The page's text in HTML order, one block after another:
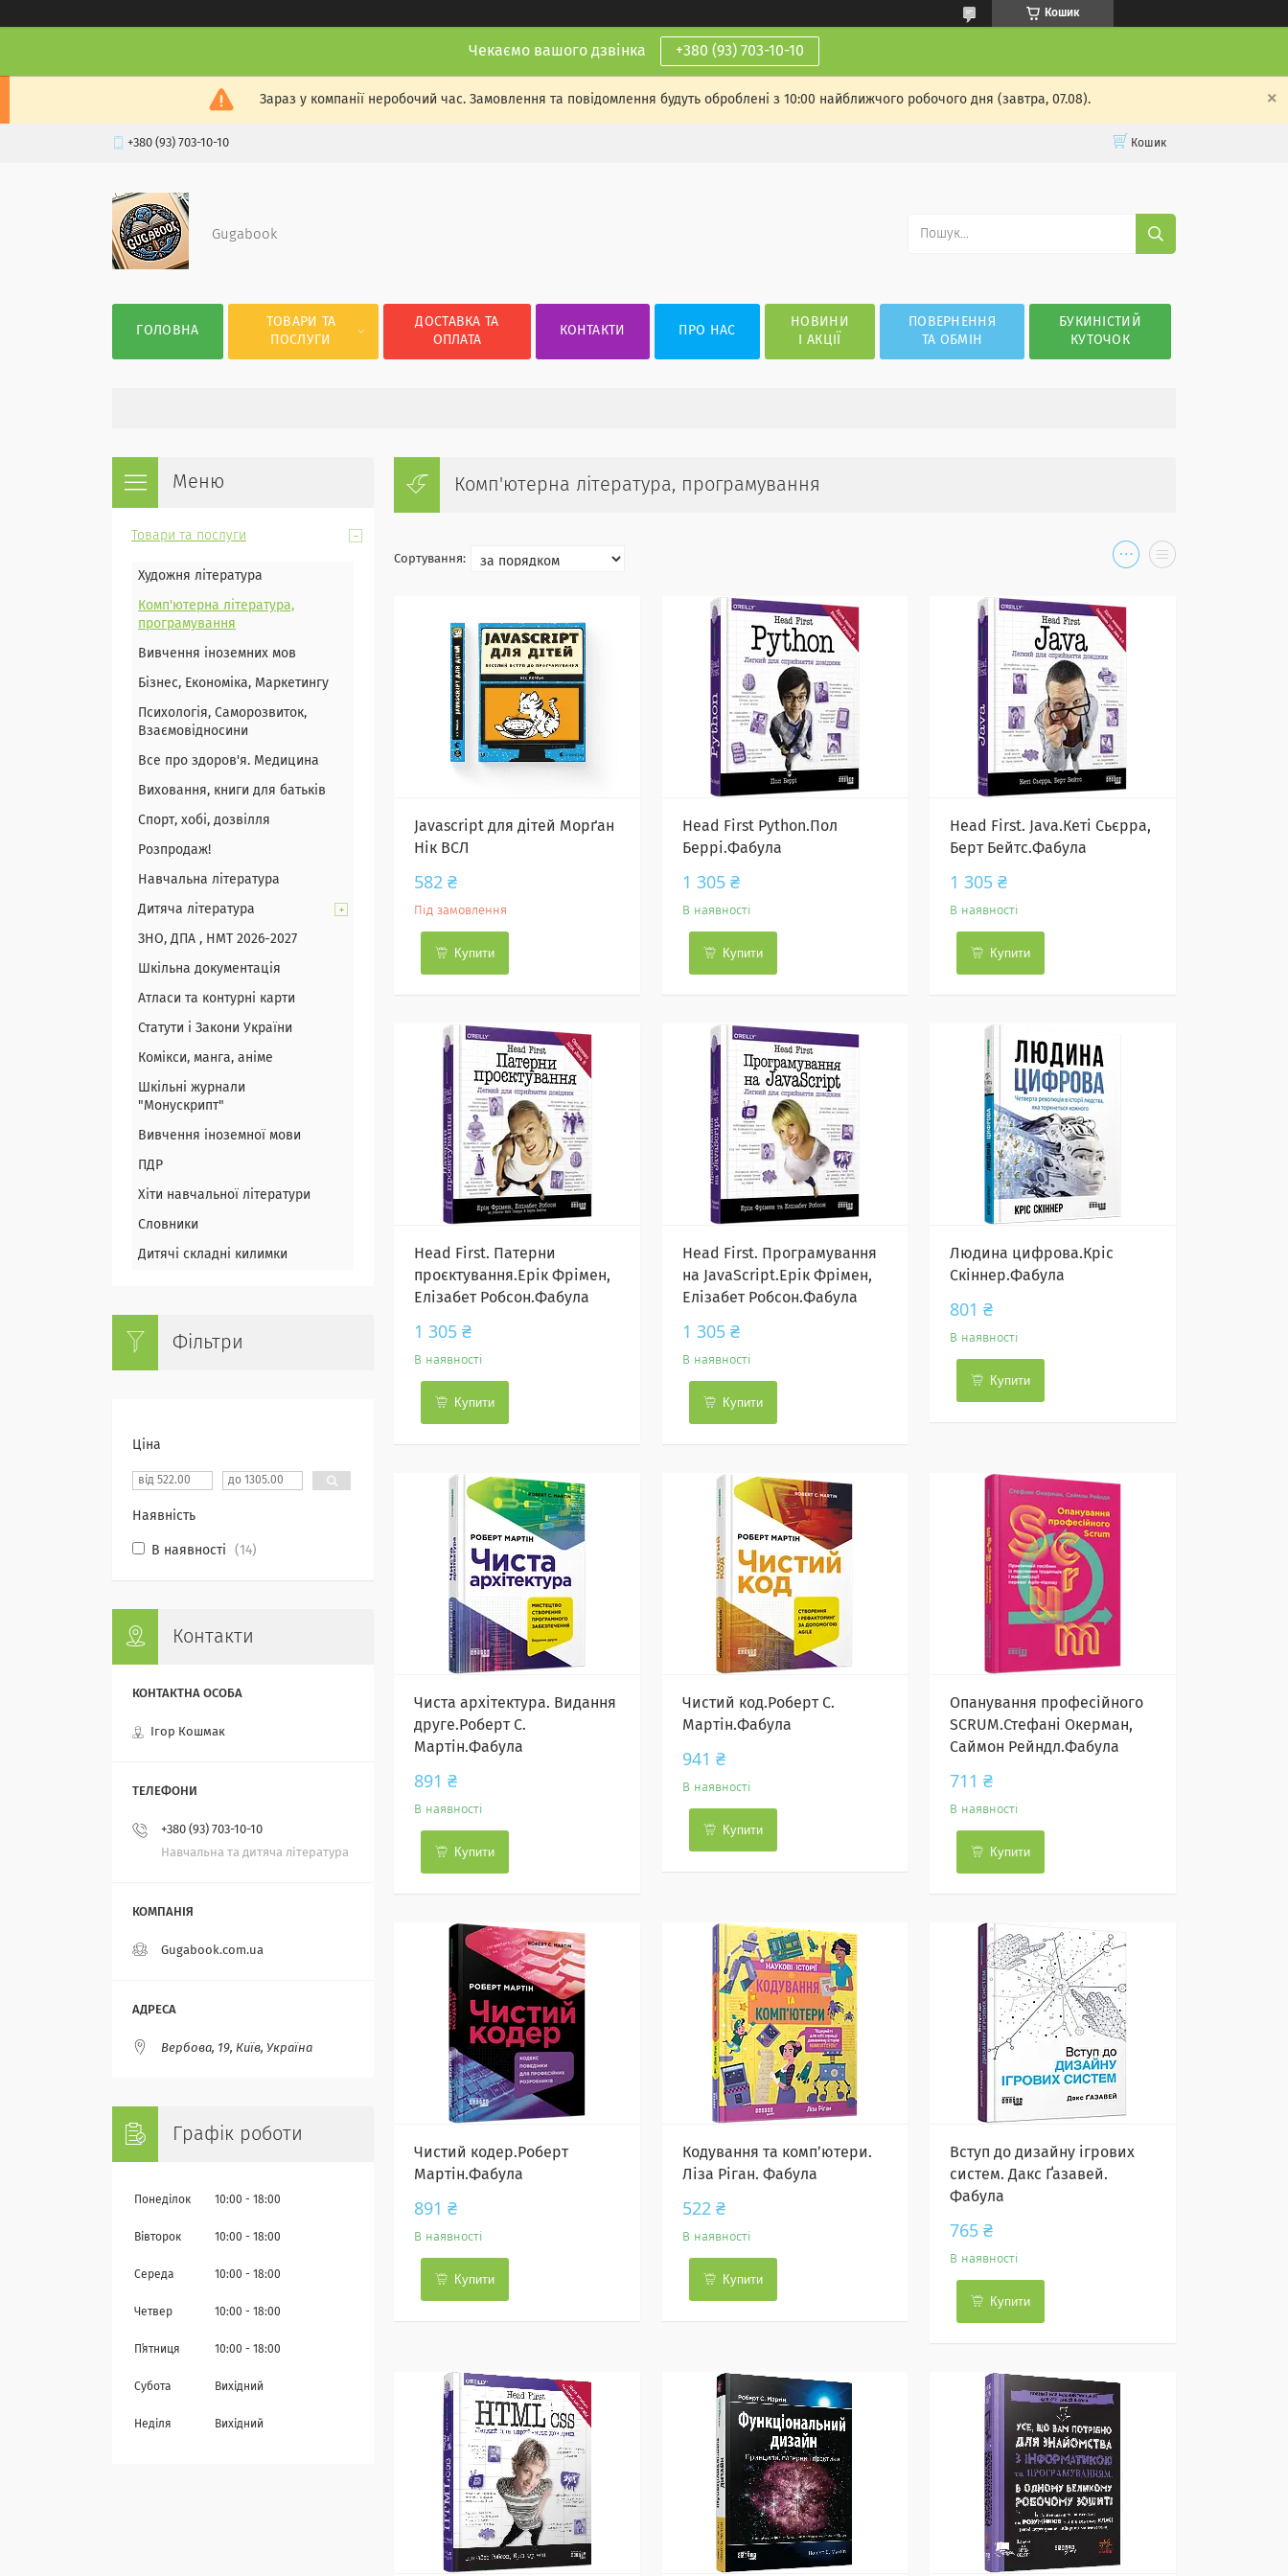
Кошик
Чекаємо вашого дзвінка +380 (93) 703-10-10
Зараз у компанії неробочий час. Замовлення та повідомлення будуть оброблені з 10:00 найближчого робочого дня (завтра, 07.08).
+380 (93) 703-10-10 Кошик
Gugabook
ГОЛОВНА
ТОВАРИ ТА
ПОСЛУГИ
ДОСТАВКА ТА
ОПЛАТА
КОНТАКТИ ПРО НАС
НОВИНИ
І АКЦІЇ
ПОВЕРНЕННЯ
ТА ОБМІН
БУКИНІСТИЙ
КУТОЧОК
Комп'ютерна література, програмування
Javascript для дітей Морґан
Нік ВСЛ
582 ₴
Під замовлення
Купити
Head First Python.Пол
Беррі.Фабула
1 305 ₴
В наявності
Купити
Head First. Java.Кеті Сьєрра,
Берт Бейтс.Фабула
1 305 ₴
В наявності
Купити
Head First. Патерни
проєктування.Ерiк Фрiмен,
Елiзабет Робсон.Фабула
1 305 ₴
В наявності
Купити
Head First. Програмування
на JavaScript.Ерік Фрімен,
Елізабет Робсон.Фабула
1 305 ₴
В наявності
Купити
Людина цифрова.Кріс
Скіннер.Фабула
801 ₴
В наявності
Купити
Чиста архітектура. Видання
друге.Роберт С.
Мартін.Фабула
891 ₴
В наявності
Купити
Чистий код.Роберт С.
Мартін.Фабула
941 ₴
В наявності
Купити
Опанування професійного
SCRUM.Стефані Окерман,
Саймон Рейндл.Фабула
711 ₴
В наявності
Купити
Чистий кодер.Роберт
Мартін.Фабула
891 ₴
В наявності
Купити
Кодування та комп’ютери.
Ліза Ріган. Фабула
522 ₴
В наявності
Купити
Вступ до дизайну ігрових
систем. Дакс Ґазавей.
Фабула
765 ₴
В наявності
Купити
Товари та послуги
Художня література
Комп'ютерна література,
програмування
Вивчення іноземних мов
Бізнес, Економіка, Маркетингу
Психологія, Саморозвиток,
Взаємовідносини
Все про здоров'я. Медицина
Виховання, книги для батьків
Спорт, хобі, дозвілля
Розпродаж!
Навчальна література
Дитяча література
ЗНО, ДПА , НМТ 2026-2027
Шкільна документація
Атласи та контурні карти
Статути і Закони України
Комікси, манга, аніме
Шкільні журнали
"Монускрипт"
Вивчення іноземної мови
ПДР
Хіти навчальної літератури
Словники
Дитячі складні килимки
Фільтри
Ціна
Наявність
В наявності 14
Контакти
Ігор Кошмак
+380 (93) 703-10-10
Навчальна та дитяча література
Gugabook.com.ua
Вербова, 19, Київ, Україна
Графік роботи
Понеділок 10:00 18:00
Вівторок 10:00 18:00
Середа 10:00 18:00
Четвер 10:00 18:00
Пʼятниця 10:00 18:00
Субота Вихідний
Неділя Вихідний